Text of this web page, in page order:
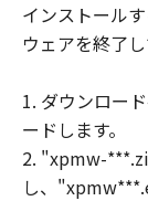
インストール
ウェアを終了し
1. ダウンロー
ードします。
2. "xpmw-
し、